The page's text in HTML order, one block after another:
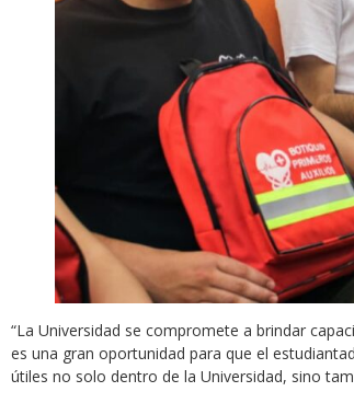
“La Universidad se compromete a brindar
es una gran oportunidad para que el
útiles no solo dentro de la Universidad, sino